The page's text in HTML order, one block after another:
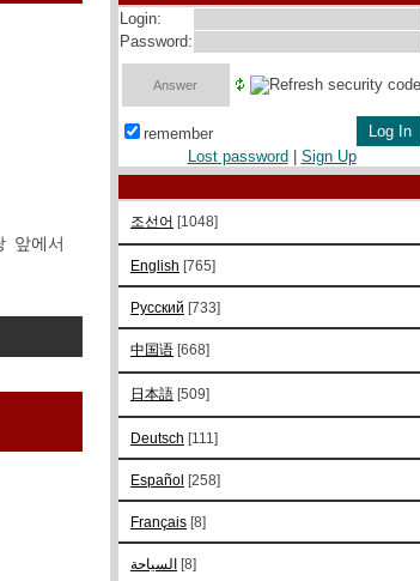
앞에서
Login:
Password:
remember
Lost password
Sign Up
조선어 [1048]
English [765]
Русский [733]
中国语 [668]
日本語 [509]
Deutsch [111]
Español [258]
Français [8]
السياحة [8]